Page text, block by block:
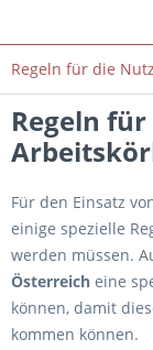
Regeln für die
Regeln
Für den Einsatz
einige spezielle
werden müssen.
Österreich eine
können, damit
kommen können.